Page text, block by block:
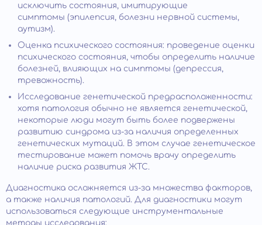
исключить состояния, имитирующие
симптомы (эпилепсия, болезни нервной системы,
аутизм).
Оценка психического состояния: проведение оценки
психического состояния, чтобы определить наличие
болезней, влияющих на симптомы (депрессия,
тревожность).
Исследование генетической предрасположенности:
хотя патология обычно не является генетической,
некоторые люди могут быть более подвержены
развитию синдрома из-за наличия определенных
генетических мутаций. В этом случае генетическое
тестирование может помочь врачу определить
наличие риска развития ЖТС.
Диагностика осложняется из-за множества факторов,
а также наличия патологий. Для диагностики могут
использоваться следующие инструментальные
методы исследования: